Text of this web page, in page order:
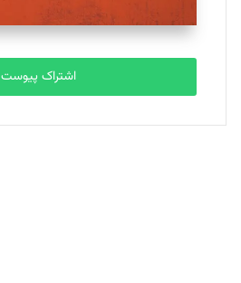
مصطفی مسجدی آرانی
تحریریه
بابک نقاش
تحریریه
اشتراک پیوست